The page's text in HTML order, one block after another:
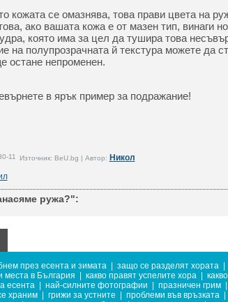
кожата се омазнява, това прави цвета на
ако вашата кожа е от мазен тип, винаги
която има за цел да тушира това
на полупрозрачната й текстура можете да
остане непроменен.
в ярък пример за подражание!
11 Източник: BeU.bg | Автор: Никол
ружа?":
през есента и зимата защо се разделят хората
места в България какво правят успелите хора
есента най-силните фотографии празничен грим
храним грижи за устните проблеми във връзката